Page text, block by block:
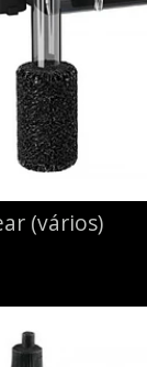
(vários)